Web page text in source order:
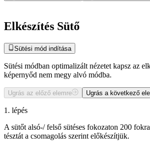
Elkészítés Sütő
Sütési mód indítása
Sütési módban optimalizált nézetet kapsz az
képernyőd nem megy alvó módba.
Ugrás az előző elemre Ugrás a következő
1. lépés
A sütőt alsó-/ felső sütéses fokozaton 200
tésztát a csomagolás szerint előkészítjük.